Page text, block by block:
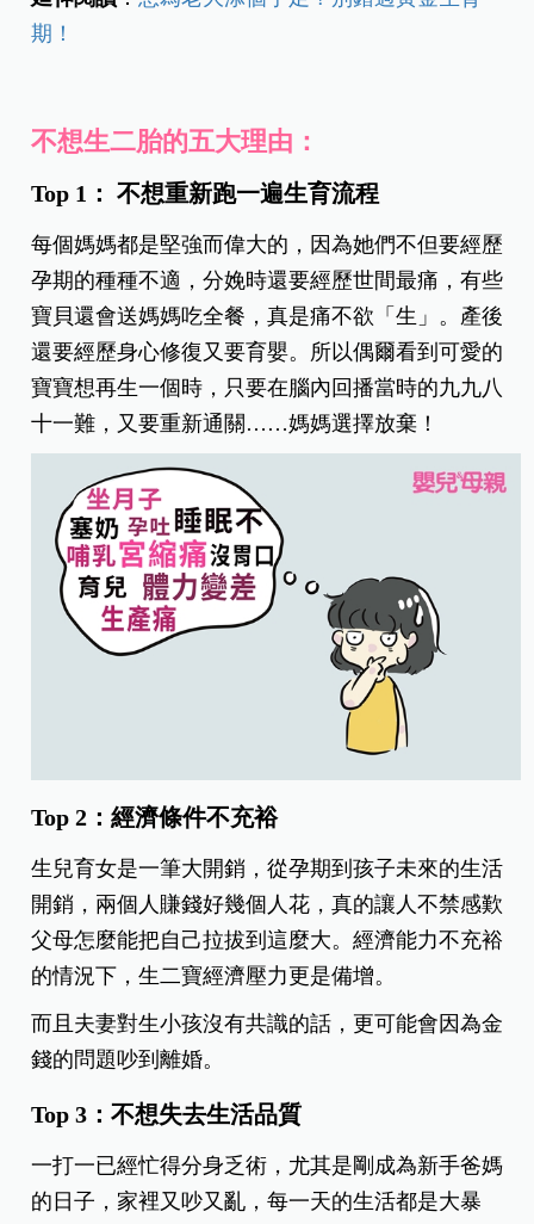
期！
不想生二胎的五大理由：
Top 1： 不想重新跑一遍生育流程
每個媽媽都是堅強而偉大的，因為她們不但要經歷
孕期的種種不適，分娩時還要經歷世間最痛，有些
寶貝還會送媽媽吃全餐，真是痛不欲「生」。產後
還要經歷身心修復又要育嬰。所以偶爾看到可愛的
寶寶想再生一個時，只要在腦內回播當時的九九八
十一難，又要重新通關……媽媽選擇放棄！
Top 2：經濟條件不充裕
生兒育女是一筆大開銷，從孕期到孩子未來的生活
開銷，兩個人賺錢好幾個人花，真的讓人不禁感歎
父母怎麼能把自己拉拔到這麼大。經濟能力不充裕
的情況下，生二寶經濟壓力更是備增。
而且夫妻對生小孩沒有共識的話，更可能會因為金
錢的問題吵到離婚。
Top 3：不想失去生活品質
一打一已經忙得分身乏術，尤其是剛成為新手爸媽
的日子，家裡又吵又亂，每一天的生活都是大暴